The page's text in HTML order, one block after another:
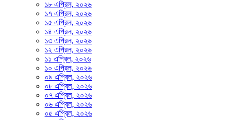
১৮ এপ্রিল, ২০২৬
১৭ এপ্রিল, ২০২৬
১৫ এপ্রিল, ২০২৬
১৪ এপ্রিল, ২০২৬
১৩ এপ্রিল, ২০২৬
১২ এপ্রিল, ২০২৬
১১ এপ্রিল, ২০২৬
১০ এপ্রিল, ২০২৬
০৯ এপ্রিল, ২০২৬
০৮ এপ্রিল, ২০২৬
০৭ এপ্রিল, ২০২৬
০৬ এপ্রিল, ২০২৬
০৫ এপ্রিল, ২০২৬